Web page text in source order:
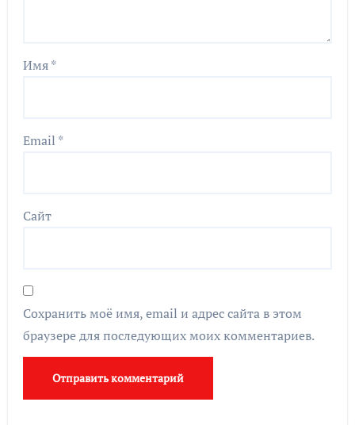
Имя*
Email *
Сайт
Сохранить моё имя, email и адрес сайта в этом
браузере для последующих моих комментариев.